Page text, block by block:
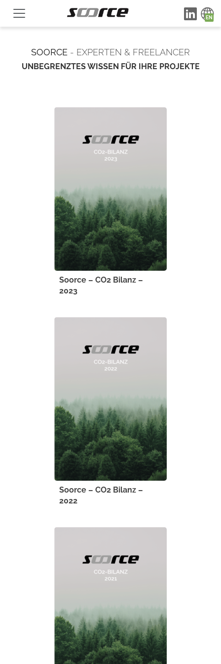
SOORCE - EXPERTEN & FREELANCER
UNBEGRENZTES WISSEN FÜR IHRE PROJEKTE
Soorce – CO2 Bilanz –
2023
Soorce – CO2 Bilanz –
2022